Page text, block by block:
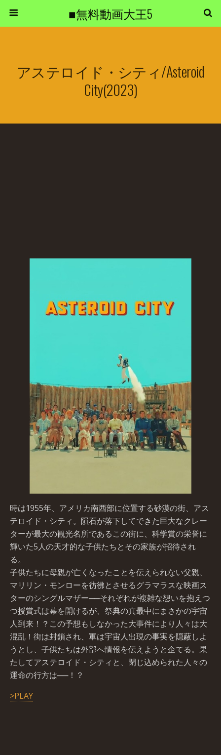
■無料動画大王5
アステロイド・シティ/Asteroid
City(2023)
時は1955年、アメリカ南西部に位置する砂漠の街、アス
テロイド・シティ。隕石が落下してできた巨大なクレー
ターが最大の観光名所であるこの街に、科学賞の栄誉に
輝いた5人の天才的な子供たちとその家族が招待され
る。
子供たちに母親が亡くなったことを伝えられない父親、
マリリン・モンローを彷彿とさせるグラマラスな映画ス
ターのシングルマザー──それぞれが複雑な想いを抱えつ
つ授賞式は幕を開けるが、祭典の真最中にまさかの宇宙
人到来！？この予想もしなかった大事件により人々は大
混乱！街は封鎖され、軍は宇宙人出現の事実を隠蔽しよ
うとし、子供たちは外部へ情報を伝えようと企てる。果
たしてアステロイド・シティと、閉じ込められた人々の
運命の行方は──！？
>PLAY